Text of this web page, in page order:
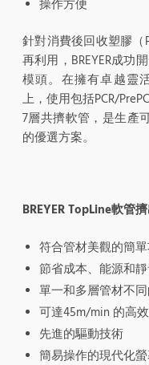
操作方便
針對消費後回收塑膠（
再利用，BREYER成功
模頭。在擁有卓越靈
上，使用包括PCR/
7層共擠軟管，是生產
的優選方案。
BREYER TopLine軟管
符合管材美觀的簡
節省成本、能源和
單一和多層管材不
可達45m/min 的高
先進的驅動技術
簡易操作的現代化